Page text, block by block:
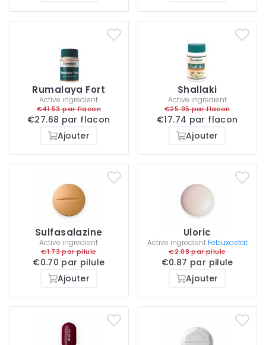
Rumalaya Fort
Active ingredient
€41.53 par flacon
€27.68 par flacon
Ajouter
Shallaki
Active ingredient
€25.95 par flacon
€17.74 par flacon
Ajouter
Sulfasalazine
Active ingredient
€1.73 par pilule
€0.70 par pilule
Ajouter
Uloric
Active ingredient Febuxostat
€2.08 par pilule
€0.87 par pilule
Ajouter